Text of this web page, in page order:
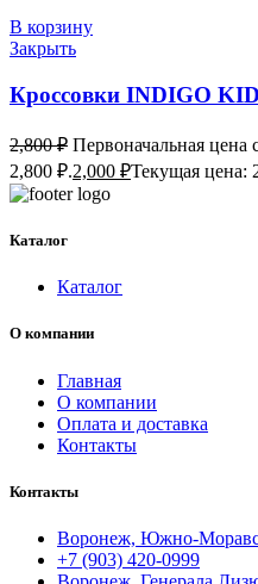
В корзину
Закрыть
Кроссовки INDIGO
2,800₽ Первоначальная цена
2,800 ₽.2,000 ₽Текущая цена:
Каталог
Каталог
О компании
Главная
О компании
Оплата и доставка
Контакты
Контакты
Воронеж, Южно-
+7 (903) 420-0999